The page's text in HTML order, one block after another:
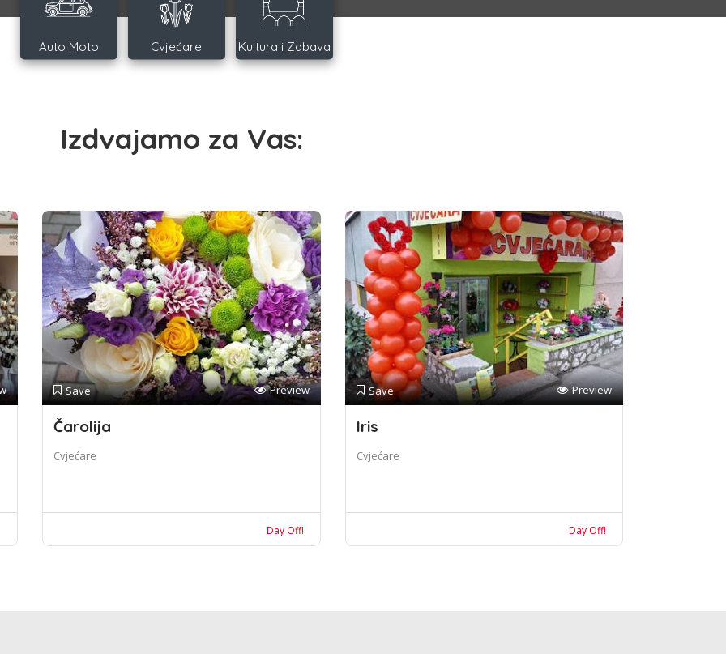
Auto Moto Cvjećare Kultura i Zabava
Izdvajamo za Vas:
Save Preview
Čarolija
Cvjećare
Day Off!
Save Preview
Iris
Cvjećare
Day Off!